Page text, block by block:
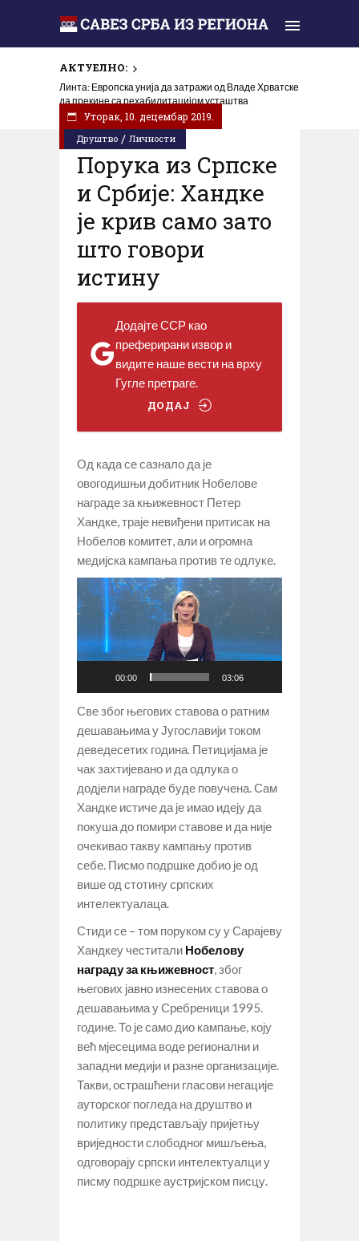
АКТУЕЛНО:
Линта: Европска унија да затражи од Владе Хрватске
да прекине са рехабилитацијом усташтва
У Горњем Селишту код Глине обиљежена 31 година
од убиства Срба у „Олуји“
Друштво / Личности
Уторак, 10. децембар 2019.
Порука из Српске
и Србије: Хандке
је крив само зато
што говори
истину
Додајте ССР као
преферирани извор и
видите наше вести на врху
Гугле претраге.
ДОДАЈ
Од када се сазнало да је
овогодишњи добитник Нобелове
награде за књижевност Петер
Хандке, траје невиђени притисак на
Нобелов комитет, али и огромна
медијска кампања против те одлуке.
Прегледач
видео
записа
00:00 03:06
Све због његових ставова о ратним
дешавањима у Југославији током
деведесетих година. Петицијама је
чак захтијевано и да одлука о
додјели награде буде повучена. Сам
Хандке истиче да је имао идеју да
покуша до помири ставове и да није
очекивао такву кампању против
себе. Писмо подршке добио је од
више од стотину српских
интелектуалаца.
Стиди се – том поруком су у Сарајеву
Хандкеу честитали Нобелову
награду за књижевност, због
његових јавно изнесених ставова о
дешавањима у Сребреници 1995.
године. То је само дио кампање, коју
већ мјесецима воде регионални и
западни медији и разне организације.
Такви, острашћени гласови негације
ауторског погледа на друштво и
политику представљају пријетњу
вриједности слободног мишљења,
одговорају српски интелектуалци у
писму подршке аустријском писцу.